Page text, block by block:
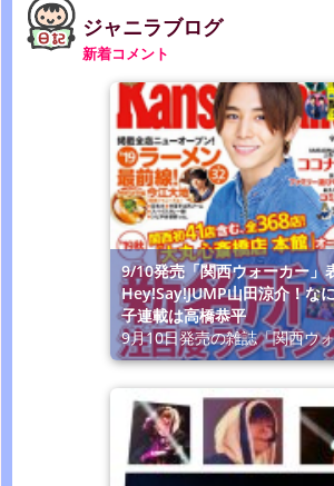
ジャニラブログ
新着コメント
9/10発売「関西ウォーカー」
Hey!Say!JUMP山田涼介！な
子連載は高橋恭平
9月10日発売の雑誌「関西ウォ